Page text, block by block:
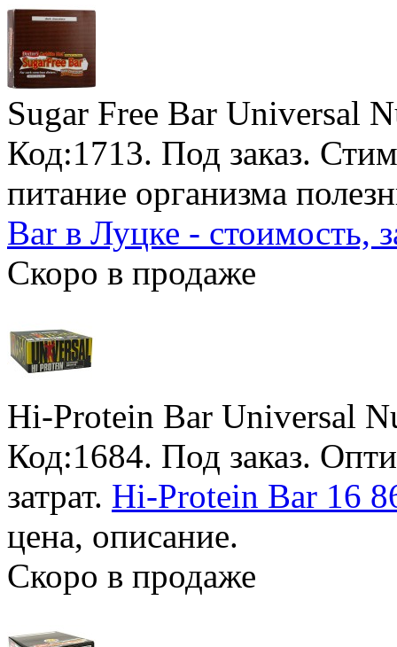
Sugar Free Bar Universal
Код:1713. Под заказ.
питание организма
Bar в Луцке - стоимость,
Скоро в продаже
Hi-Protein Bar Universal
Код:1684. Под заказ.
затрат. Hi-Protein Bar 16
цена, описание.
Скоро в продаже